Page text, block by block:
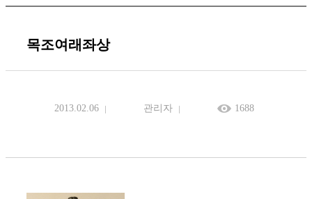
목조여래좌상
2013.02.06 관리자 1688